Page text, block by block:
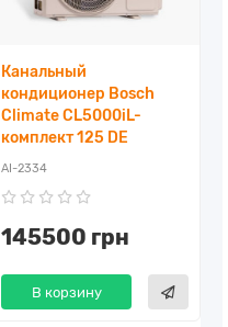
Канальный
кондиционер Bosch
Climate CL5000iL-
комплект 125 DE
AI-2334
145500 грн
В корзину